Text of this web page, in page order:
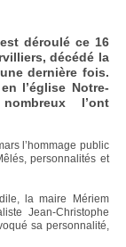
déroulé ce 16
décédé la
dernière fois.
l’église Notre-
l’ont
l’hommage public
personnalités et
la maire Mériem
Jean-Christophe
sa personnalité,